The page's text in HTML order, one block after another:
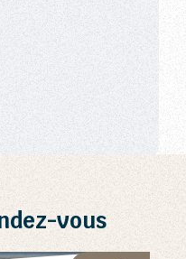
vous